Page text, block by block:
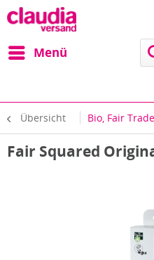
Menü
Übersicht Bio, Fair
Fair Squared